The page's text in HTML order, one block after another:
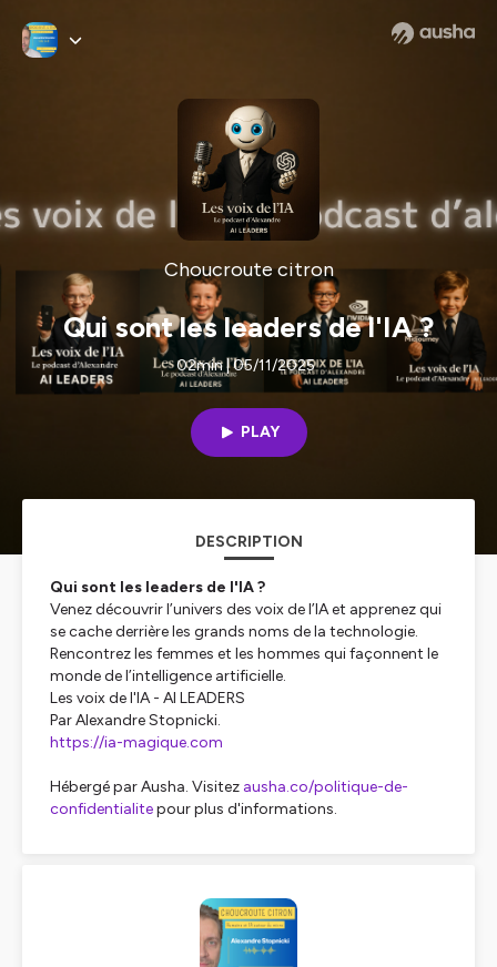
Choucroute citron
Qui sont les leaders de l'IA ?
02min | 05/11/2025
PLAY
DESCRIPTION
Qui sont les leaders de l'IA ?
Venez découvrir l’univers des voix de l’IA et apprenez qui
se cache derrière les grands noms de la technologie.
Rencontrez les femmes et les hommes qui façonnent le
monde de l’intelligence artificielle.
Les voix de l'IA - AI LEADERS
Par Alexandre Stopnicki.
https://ia-magique.com
Hébergé par Ausha. Visitez ausha.co/politique-de-
confidentialitepour plus d'informations.